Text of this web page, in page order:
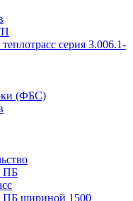
серия 3.006.1-
(ФБС)
ПБ
ПБ шириной 1500